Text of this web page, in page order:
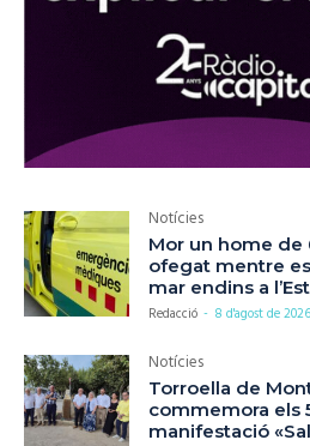
Notícies
Mor un home de
ofegat mentre
mar endins a
Redacció - 8 d'agost de 2026
Notícies
Torroella de
commemora els
manifestació